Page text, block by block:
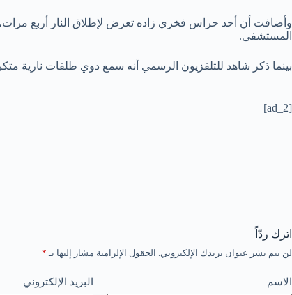
المستشفى.
بينما ذكر شاهد للتلفزيون الرسمي أنه سمع دوي طلقات نارية
[ad_2]
اترك ردّاً
لن يتم نشر عنوان بريدك الإلكتروني. الحقول الإلزامية مشار إليها بـ *
الاسم البريد الإلكتروني